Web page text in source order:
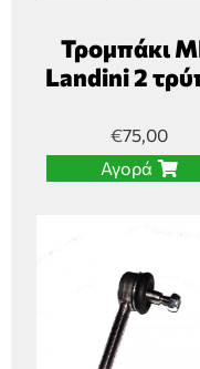
Τρομπάκι
Landini 2
€75,00
Αγορά